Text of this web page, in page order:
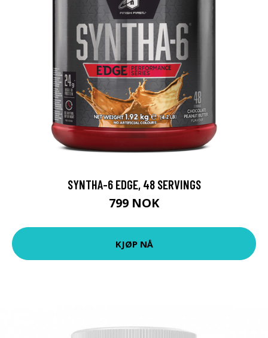
SYNTHA-6 EDGE, 48 SERVINGS
799 NOK
KJØP NÅ